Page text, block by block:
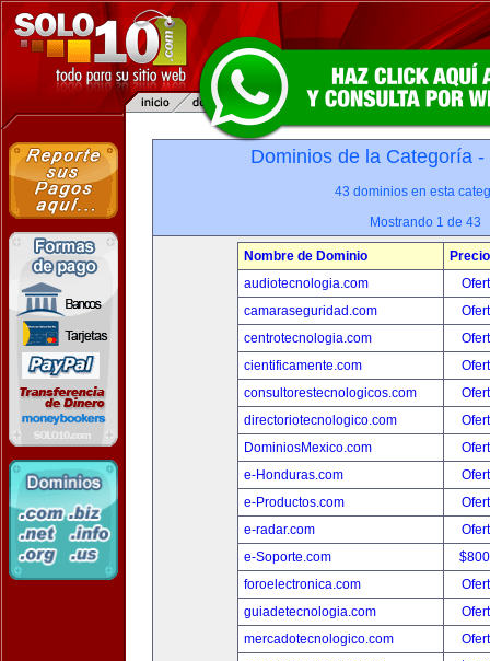
Dominios de la Categoría -
43 dominios en esta
Mostrando 1 de 43
Nombre de Dominio
Precio
audiotecnologia.com
camaraseguridad.com
centrotecnologia.com
cientificamente.com
consultorestecnologicos.com
directoriotecnologico.com
DominiosMexico.com
e-Honduras.com
e-Productos.com
e-radar.com
e-Soporte.com
foroelectronica.com
guiadetecnologia.com
mercadotecnologico.com